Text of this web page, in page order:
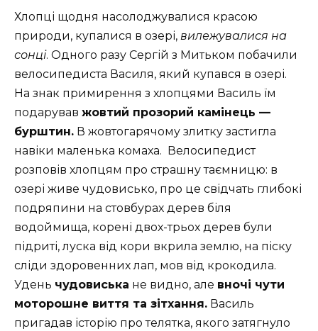
Хлопці щодня насолоджувалися красою
природи, купалися в озері, вилежувалися на
сонці. Одного разу Сергій з Митьком побачили
велосипедиста Василя, який купався в озері.
На знак примирення з хлопцями Василь їм
подарував жовтий прозорий камінець —
бурштин. В жовтогарячому злитку застигла
навіки маленька комаха. Велосипедист
розповів хлопцям про страшну таємницю: в
озері живе чудовисько, про це свідчать глибокі
подряпини на стовбурах дерев біля
водоймища, корені двох-трьох дерев були
підриті, луска від кори вкрила землю, на піску
сліди здоровенних лап, мов від крокодила.
Удень чудовиська не видно, але вночі чути
моторошне виття та зітхання. Василь
пригадав історію про телятка, якого затягнуло